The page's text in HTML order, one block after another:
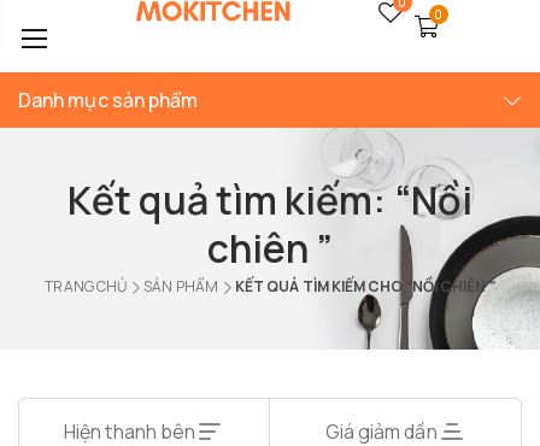
0
Danh mục sản phẩm
Kết quả tìm kiếm: “Nồi
chiên ”
TRANG CHỦ SẢN PHẨM KẾT QUẢ TÌM KIẾM CHO “NỒI CHIÊN ”
Hiện thanh bên Giá giảm dần